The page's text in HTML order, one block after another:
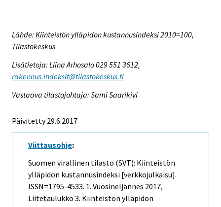
Lähde: Kiinteistön ylläpidon kustannusindeksi 2010=100,
Tilastokeskus
Lisätietoja: Liina Arhosalo 029 551 3612,
rakennus.indeksit@tilastokeskus.fi
Vastaava tilastojohtaja: Sami Saarikivi
Päivitetty 29.6.2017
Viittausohje:
Suomen virallinen tilasto (SVT): Kiinteistön
ylläpidon kustannusindeksi [verkkojulkaisu].
ISSN=1795-4533. 1. Vuosineljännes 2017,
Liitetaulukko 3. Kiinteistön ylläpidon